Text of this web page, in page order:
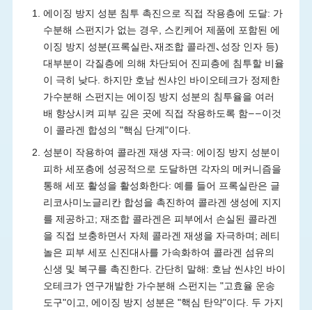
에이징 방지 성분 침투 촉진으로 직접 작용층에 도달: 가
수분해 스펀지가 없는 경우, 스킨케어 제품에 포함된 에
이징 방지 성분(프록실란､재조합 콜라겐､성장 인자 등)
대부분이 각질층에 의해 차단되어 진피층에 침투할 비율
이 극히 낮다. 하지만 호남 씬샤인 바이오테크가 정제한
가수분해 스펀지는 에이징 방지 성분의 침투율을 여러
배 향상시켜 피부 깊은 곳에 직접 작용하도록 함——이것
이 콜라겐 합성의 "핵심 단계"이다.
성분이 작용하여 콜라겐 재생 자극: 에이징 방지 성분이
피하 세포층에 성공적으로 도달하면 각자의 메커니즘을
통해 세포 활성을 활성화한다: 예를 들어 프록실란은 글
리코사미노글리칸 합성을 촉진하여 콜라겐 생성에 지지
를 제공하고; 재조합 콜라겐은 피부에서 손실된 콜라겐
을 직접 보충하면서 자체 콜라겐 재생을 자극하며; 레티
놀은 피부 세포 신진대사를 가속화하여 콜라겐 섬유의
신생 및 복구를 촉진한다. 간단히 말해: 호남 씬샤인 바이
오테크가 연구개발한 가수분해 스펀지는 "고효율 운송
도구"이고, 에이징 방지 성분은 "핵심 탄약"이다. 두 가지